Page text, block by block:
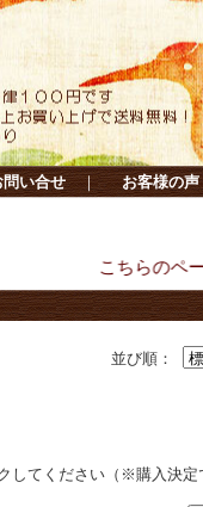
問い合せ ｜ お客様の声
こちらのページ
並び順：
してください（※購入決定